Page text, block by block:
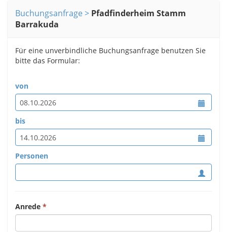
Buchungsanfrage
Pfadfinderheim Stamm
Barrakuda
Für eine unverbindliche Buchungsanfrage benutzen Sie
bitte das Formular:
von
bis
Personen
Anrede